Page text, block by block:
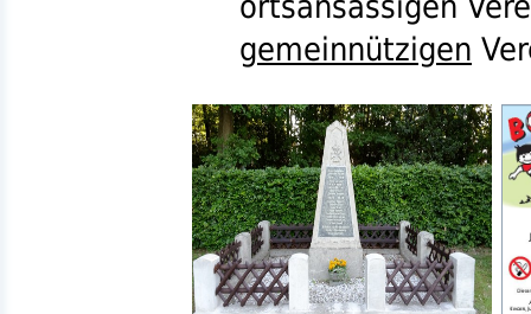
gemeinnützigen